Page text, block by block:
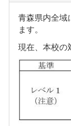
青森県内全域
ます。
現在、本校の